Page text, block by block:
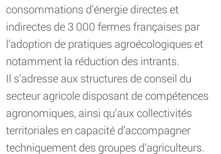
consommations d’énergie directes et
indirectes de 3 000 fermes françaises par
l’adoption de pratiques agroécologiques et
notamment la réduction des intrants.
Il s’adresse aux structures de conseil du
secteur agricole disposant de compétences
agronomiques, ainsi qu’aux collectivités
territoriales en capacité d’accompagner
techniquement des groupes d’agriculteurs.